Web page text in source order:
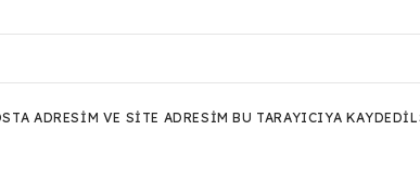
ADRESIM VE SITE ADRESIM BU TARAYICIYA